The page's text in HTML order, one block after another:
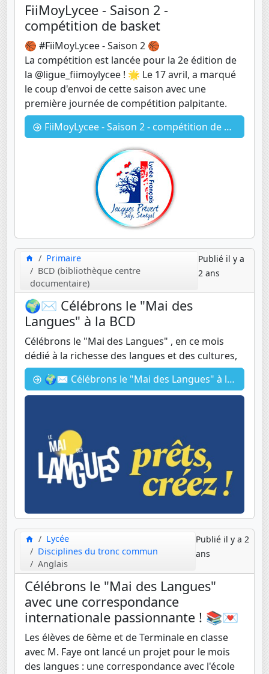
FiiMoyLycee - Saison 2 -
compétition de basket
🏀 #FiiMoyLycee - Saison 2 🏀
La compétition est lancée pour la 2e édition de
la @ligue_fiimoylycee ! 🌟 Le 17 avril, a marqué
le coup d'envoi de cette saison avec une
première journée de compétition palpitante.
FiiMoyLycee - Saison 2 - compétition de basket
Primaire
BCD (bibliothèque centre
documentaire)
Publié il y a
2 ans
🌍✉️ Célébrons le "Mai des
Langues" à la BCD
Célébrons le "Mai des Langues" , en ce mois
dédié à la richesse des langues et des cultures,
🌍✉️ Célébrons le "Mai des Langues" à la BCD
Lycée
Disciplines du tronc commun
Anglais
Publié il y a 2
ans
Célébrons le "Mai des Langues"
avec une correspondance
internationale passionnante ! 📚💌
Les élèves de 6ème et de Terminale en classe
avec M. Faye ont lancé un projet pour le mois
des langues : une correspondance avec l'école